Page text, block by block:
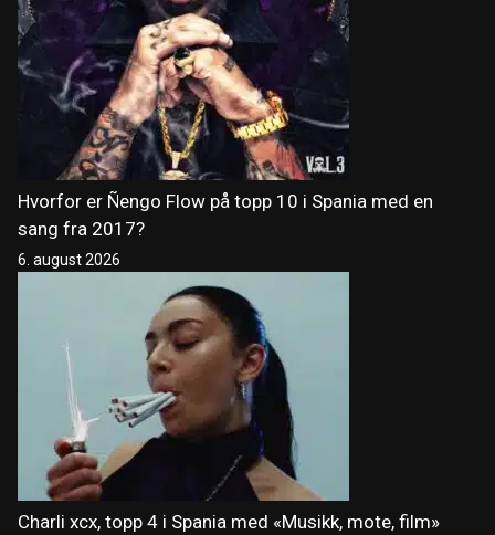
Hvorfor er Ñengo Flow på topp 10 i Spania med en
sang fra 2017?
6. august 2026
Charli xcx, topp 4 i Spania med «Musikk, mote, film»